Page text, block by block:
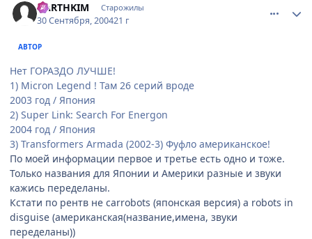
DARTHKIM Старожилы
30 Сентября, 200421 г
АВТОР
Нет ГОРАЗДО ЛУЧШЕ!
1) Micron Legend ! Там 26 серий вроде
2003 год / Япония
2) Super Link: Search For Energon
2004 год / Япония
3) Transformers Armada (2002-3) Фуфло американское!
По моей информации первое и третье есть одно и тоже.
Только названия для Японии и Америки разные и звуки
кажись переделаны.
Кстати по рентв не carrobots (японская версия) а robots in
disguise (американская(название,имена, звуки
переделаны))